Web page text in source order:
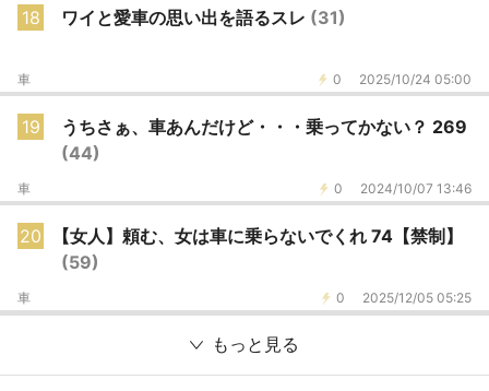
18 ワイと愛車の思い出を語るスレ (31)
0 2025/10/24 05:00
車
19
うちさぁ、車あんだけど・・・乗ってかない？ 269
(44)
0 2024/10/07 13:46
車
20
【女人】頼む、女は車に乗らないでくれ 74【禁制】
(59)
0 2025/12/05 05:25
車
もっと見る